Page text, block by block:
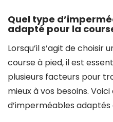
Quel type
adapté pour la
Lorsqu’il s’agit de
course à pied, il est
plusieurs facteurs pour
mieux à vos besoins.
d’imperméables adaptés